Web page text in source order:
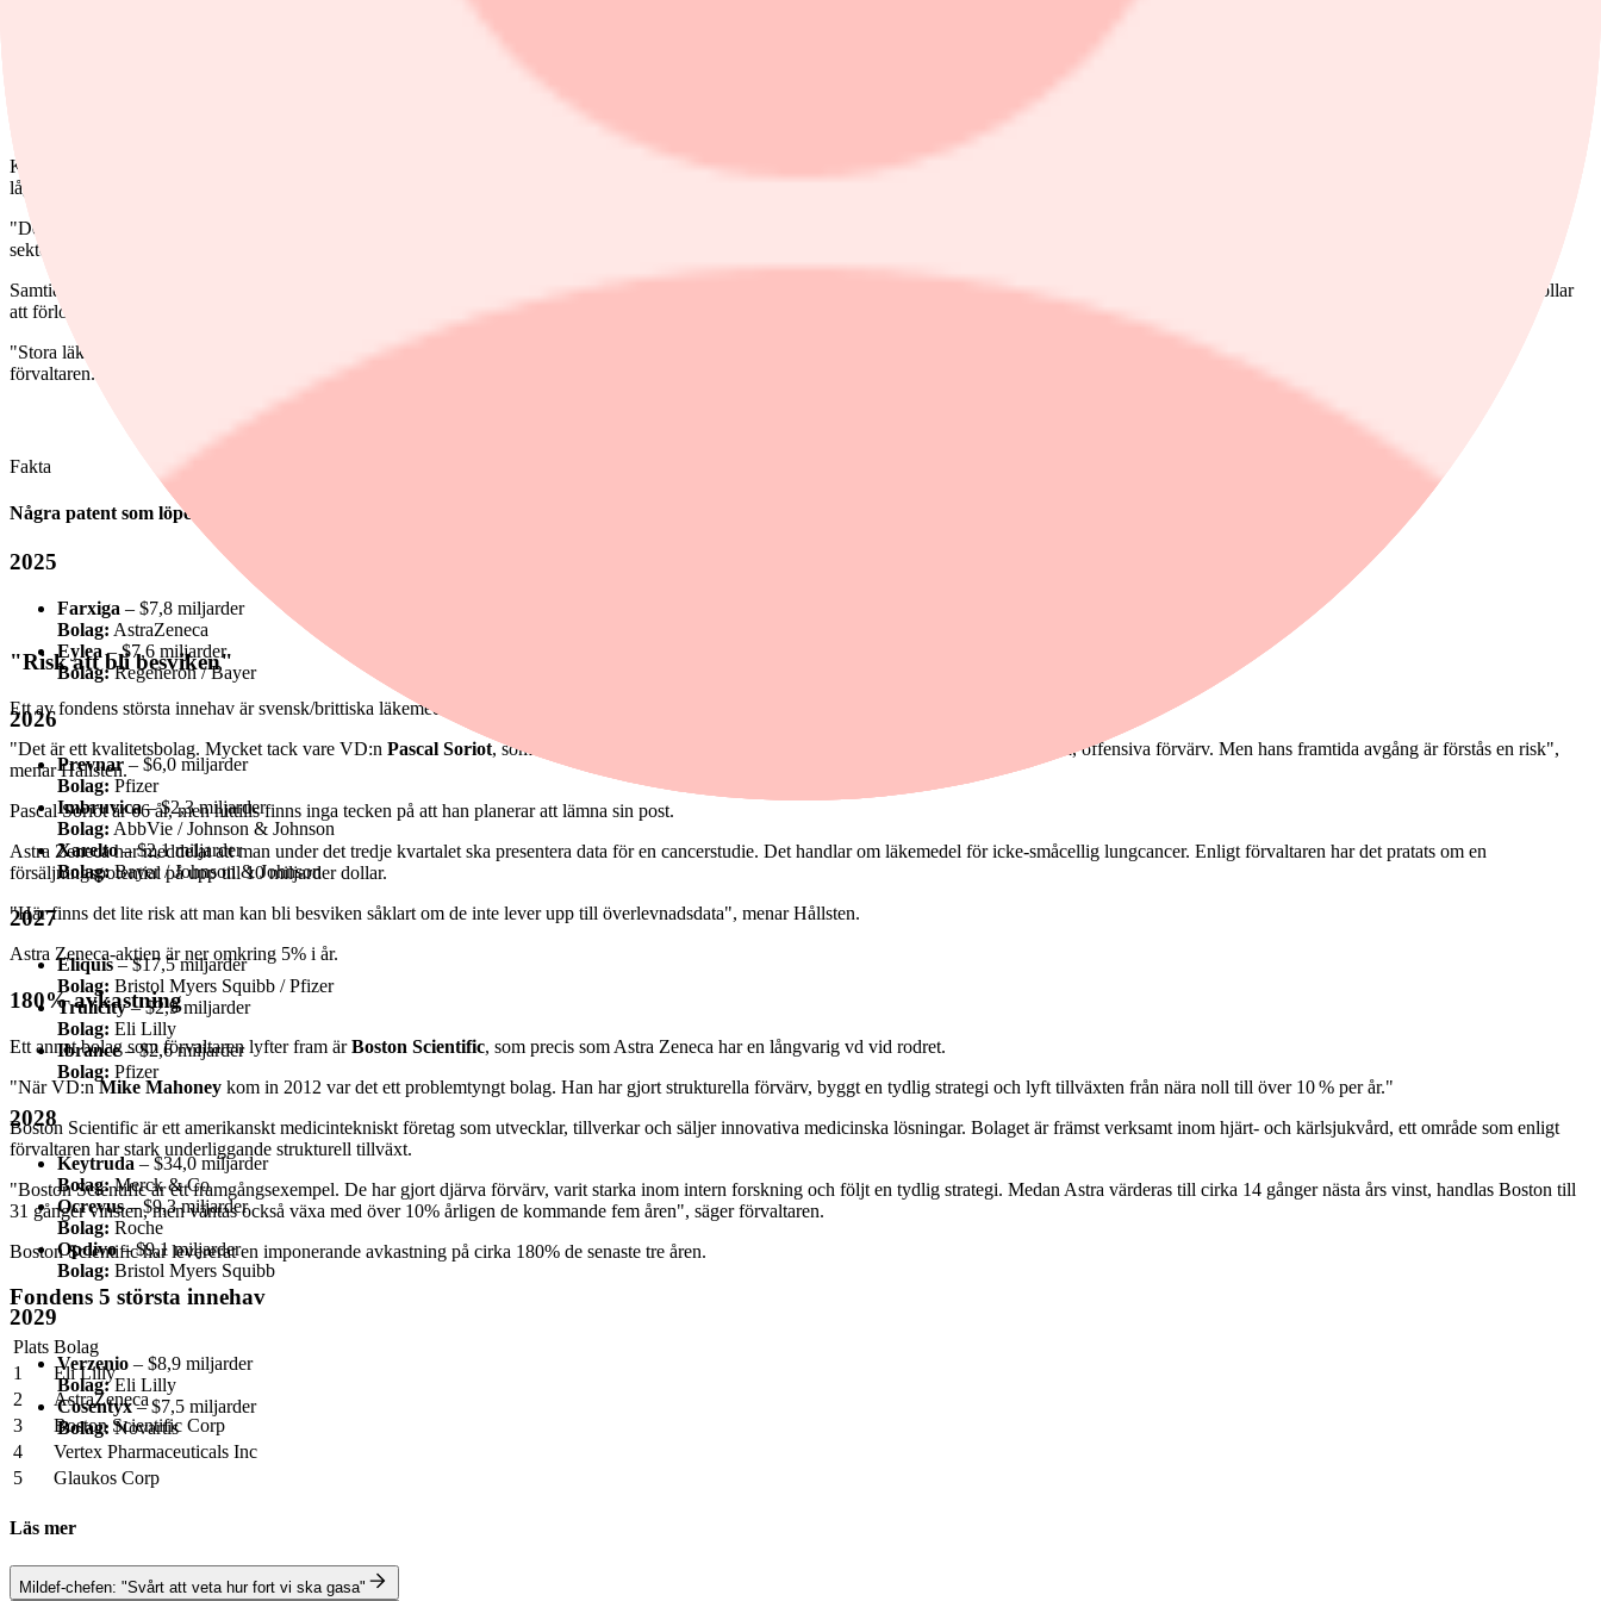
En annan varningsflagg Hållsten ser är om bolag verkar inom ett delsegment med strukturell tillbakagång, alltså där den underliggande marknaden inte längre växer.
Kortsiktigt ser Kaspar Hållsten osäkerhet i sektorn främst kopplat till det makroekonomiska läget i världen, men han är optimistisk på lite längre sikt. Värderingarna är historiskt låga, och allokerare har ovanligt
låg exponering, något som historiskt sett signalerat en vändning, enligt förvaltaren.
"Det är en utbombad sektor. Q2 var det sämsta kvartalet för hälso- och sjukvård relativt marknaden sedan 1993. Men det finns ett stark underliggande behov, hög innovation och en strukturell tillväxt. Jag tror
sektorn står inför en vändning, även om det är svårt att säga när", säger förvaltaren.
Samtidigt ser han en potentiell
i närtid när många av de stora läkemedelsbolagens patent löper ut. Hållsten menar att fram till 2030 väntas läkemedel till ett årligt försäljningsvärde om 180 miljarder dollar
att förlora patent.
"Stora läkemedelsbolag kommer behöva förvärva för att fylla på sina produktportföljer produktportföljer i kombination med intern forskning och utveckling. Det är en viktig drivkraft för sektorn", anser
förvaltaren.
Fakta
Några patent som löper ut innan 2030
2025
Farxiga – $7,8 miljarder
Bolag: AstraZeneca
Eylea– $7,6 miljarder
Bolag:Regeneron / Bayer
2026
Prevnar – $6,0 miljarder
Bolag: Pfizer
Imbruvica– $2,3 miljarder
Bolag: AbbVie / Johnson & Johnson
Xarelto– $2,1 miljarder
Bolag:Bayer / Johnson & Johnson
2027
Eliquis– $17,5 miljarder
Bolag: Bristol Myers Squibb / Pfizer
Trulicity– $2,9 miljarder
Bolag: Eli Lilly
Ibrance– $2,6 miljarder
Bolag: Pfizer
2028
Keytruda – $34,0 miljarder
Bolag:Merck & Co
Ocrevus– $9,3 miljarder
Bolag: Roche
Opdivo– $9,1 miljarder
Bolag: Bristol Myers Squibb
2029
Verzenio – $8,9 miljarder
Bolag:Eli Lilly
Cosentyx– $7,5 miljarder
Bolag: Novartis
"Risk att bli besviken"
Ett av fondens största innehav är svensk/brittiska läkemedelsjätten
"Det är ett kvalitetsbolag. Mycket tack vare VD:n Pascal Soriot, som varit där sedan 2012. Han har drivit kulturell förändring och gjort kloka, offensiva förvärv. Men hans framtida avgång är förstås en risk",
menar Hållsten.
Pascal Soriot är 66 år, men hittills finns inga tecken på att han planerar att lämna sin post.
Astra Zeneca har meddelat att man under det tredje kvartalet ska presentera data för en cancerstudie. Det handlar om läkemedel för icke-småcellig lungcancer. Enligt förvaltaren har det pratats om en
försäljningspotential på upp till 10 miljarder dollar.
"Här finns det lite risk att man kan bli besviken såklart om de inte lever upp till överlevnadsdata", menar Hållsten.
Astra Zeneca-aktien är ner omkring 5% i år.
180% avkastning
Ett annat bolag som förvaltaren lyfter fram ärBoston Scientific, som precis som Astra Zeneca har en långvarig vd vid rodret.
"När VD:nMike Mahoney kom in 2012 var det ett problemtyngt bolag. Han har gjort strukturella förvärv, byggt en tydlig strategi och lyft tillväxten från nära noll till över 10 % per år."
Boston Scientific är ett amerikanskt medicintekniskt företag som utvecklar, tillverkar och säljer innovativa medicinska lösningar. Bolaget är främst verksamt inom hjärt- och kärlsjukvård, ett område som enligt
förvaltaren har stark underliggande strukturell tillväxt.
"Boston Scientific är ett framgångsexempel. De har gjort djärva förvärv, varit starka inom intern forskning och följt en tydlig strategi. Medan Astra värderas till cirka 14 gånger nästa års vinst, handlas Boston till
31 gånger vinsten, men väntas också växa med över 10% årligen de kommande fem åren", säger förvaltaren.
Boston Scientific har levererat en imponerande avkastning på cirka 180% de senaste tre åren.
Fondens 5 största innehav
Plats Bolag
1
Eli Lilly
2
AstraZeneca
3
Boston Scientific Corp
4
Vertex Pharmaceuticals Inc
5
Glaukos Corp
Läs mer
Mildef-chefen: "Svårt att veta hur fort vi ska gasa"